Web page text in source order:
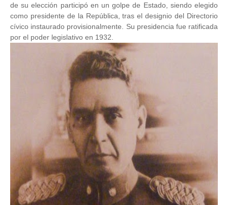
de su elección participó en un golpe de Estado, siendo elegido
como presidente de la República, tras el designio del Directorio
cívico instaurado provisionalmente. Su presidencia fue ratificada
por el poder legislativo en 1932.